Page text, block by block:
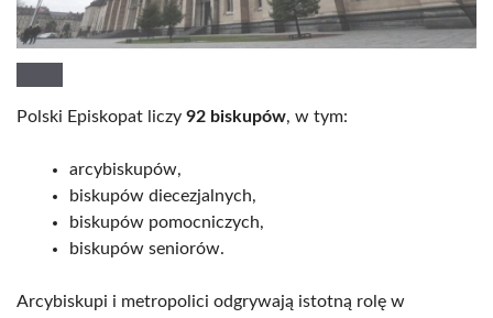
Polski Episkopat liczy 92 biskupów, w tym:
arcybiskupów,
biskupów diecezjalnych,
biskupów pomocniczych,
biskupów seniorów.
Arcybiskupi i metropolici odgrywają istotną rolę w